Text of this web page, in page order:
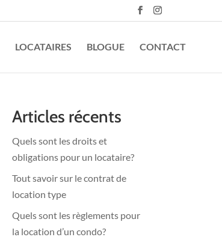
LOCATAIRES BLOGUE CONTACT
Articles récents
Quels sont les droits et
obligations pour un locataire?
Tout savoir sur le contrat de
location type
Quels sont les règlements pour
la location d’un condo?